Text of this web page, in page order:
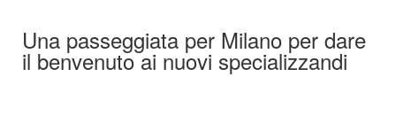
Una passeggiata per Milano per dare
il benvenuto ai nuovi specializzandi